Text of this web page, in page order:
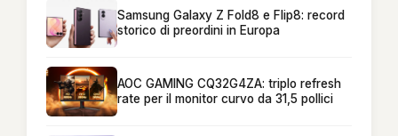
Samsung Galaxy Z Fold8 e Flip8: record
storico di preordini in Europa
AOC GAMING CQ32G4ZA: triplo refresh
rate per il monitor curvo da 31,5 pollici